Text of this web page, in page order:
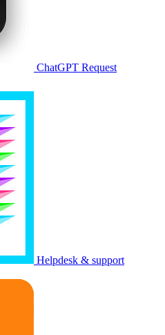
ChatGPT Request
Helpdesk & support